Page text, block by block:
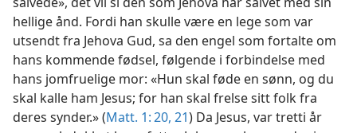
hellige ånd. Fordi han skulle være en lege som var
utsendt fra Jehova Gud, sa den engel som fortalte om
hans kommende fødsel, følgende i forbindelse med
hans jomfruelige mor: «Hun skal føde en sønn, og du
skal kalle ham Jesus; for han skal frelse sitt folk fra
deres synder.» (Matt. 1: 20, 21) Da Jesus, var tretti år